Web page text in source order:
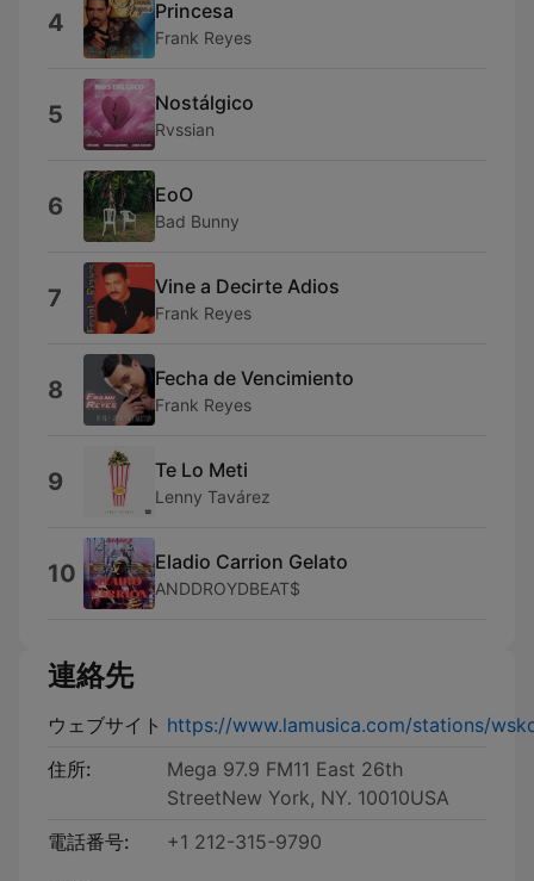
4 Princesa
Frank Reyes
5 Nostálgico
Rvssian
6 EoO
Bad Bunny
7 Vine a Decirte Adios
Frank Reyes
8 Fecha de Vencimiento
Frank Reyes
9 Te Lo Meti
Lenny Tavárez
10 Eladio Carrion Gelato
ANDDROYDBEAT$
連絡先
ウェブサイト https://www.lamusica.com/stations/
住所:
Mega 97.9 FM11 East 26th
StreetNew York, NY. 10010USA
電話番号:
+1 212-315-9790